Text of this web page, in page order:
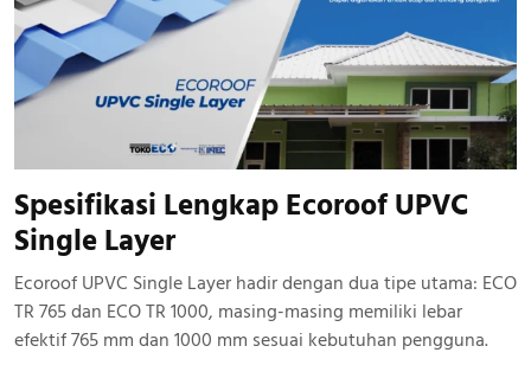
Spesifikasi Lengkap Ecoroof UPVC
Single Layer
Ecoroof UPVC Single Layer hadir dengan dua tipe utama: ECO
TR 765 dan ECO TR 1000, masing-masing memiliki lebar
efektif 765 mm dan 1000 mm sesuai kebutuhan pengguna.